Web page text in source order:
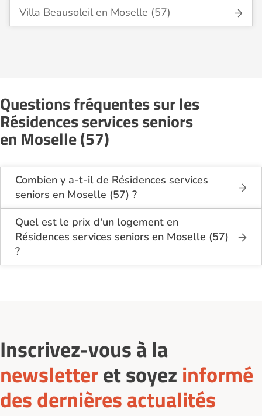
Villa Beausoleil en Moselle (57)
Questions fréquentes sur les
Résidences services seniors
en Moselle (57)
Combien y a-t-il de Résidences services
seniors en Moselle (57) ?
Sur le site Logement-seniors.com, on recense
actuellement 11 Résidences services seniors
en Moselle (57).
Quel est le prix d'un logement en
Résidences services seniors en Moselle (57)
?
Le coût d'un logement en Résidences services
Résidences services seniors en Moselle (57) se
situe autour de 1 230€ par mois.
Inscrivez-vous à la
newsletteret soyez informé
des dernières actualités